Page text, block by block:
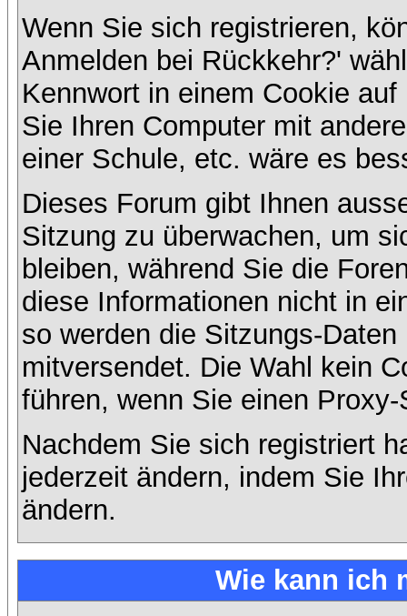
Wenn Sie sich registrieren,
Anmelden bei Rückkehr?'
Kennwort in einem Cookie
Sie Ihren Computer mit
einer Schule, etc. wäre es
Dieses Forum gibt Ihnen
Sitzung zu überwachen, um
bleiben, während Sie die
diese Informationen nicht in
so werden die Sitzungs-
mitversendet. Die Wahl kein
führen, wenn Sie einen
Nachdem Sie sich registriert
jederzeit ändern, indem Sie
ändern.
Wie kann ich